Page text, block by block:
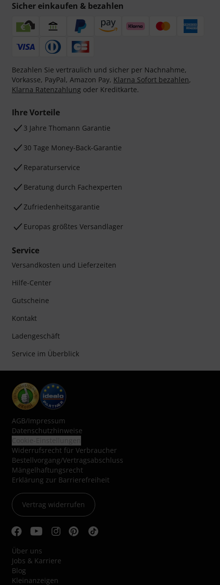
Sicher einkaufen & bezahlen
Bezahlen Sie vertraulich und sicher per Nachnahme,
Vorkasse, PayPal, Amazon Pay, Klarna Sofort bezahlen,
Klarna Ratenzahlung oder Kreditkarte.
Ihre Vorteile
3 Jahre Thomann Garantie
30 Tage Money-Back-Garantie
Reparaturservice
Beratung durch Fachexperten
Zufriedenheitsgarantie
Europas größtes Versandlager
Service
Versandkosten und Lieferzeiten
Hilfe-Center
Gutscheine
Kontakt
Ladengeschäft
Service im Überblick
AGB/Impressum
Datenschutzhinweise
Widerrufsrecht für Verbraucher
Bestellvorgang/Vertragsabschluss
Mängelhaftungsrecht
Erklärung zur Barrierefreiheit
Vertrag widerrufen
Über uns
Jobs & Karriere
Blog
Kleinanzeigen